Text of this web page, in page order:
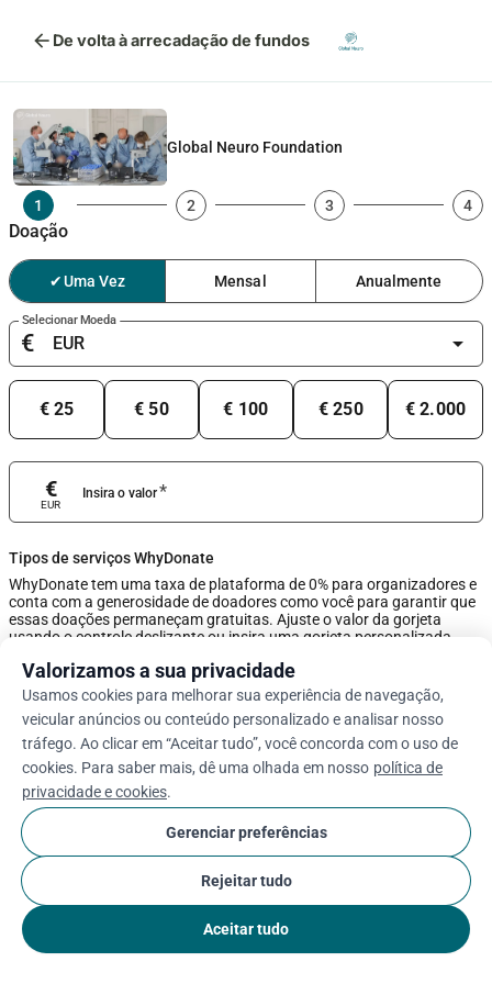
arrow_back De volta à arrecadação de fundos
Global Neuro Foundation
1
Doação
2 3 4
✔Uma Vez Mensal Anualmente
Selecionar Moeda
€ arrow_drop_down
€ 25 € 50 € 100 € 250 € 2.000
Insira o valor*
€
EUR
Tipos de serviços WhyDonate
WhyDonate tem uma taxa de plataforma de 0% para organizadores e
conta com a generosidade de doadores como você para garantir que
essas doações permaneçam gratuitas. Ajuste o valor da gorjeta
usando o controle deslizante ou insira uma gorjeta personalizada
Insira a dica personalizada
Próximo
Ptarrow_drop_down cookie
Valorizamos a sua privacidade
Usamos cookies para melhorar sua experiência de navegação,
veicular anúncios ou conteúdo personalizado e analisar nosso
tráfego. Ao clicar em “Aceitar tudo”, você concorda com o uso de
cookies. Para saber mais, dê uma olhada em nosso política de
privacidade e cookies.
Gerenciar preferências
Rejeitar tudo
Aceitar tudo